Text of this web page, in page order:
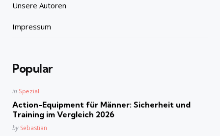
Unsere Autoren
Impressum
Popular
Posted
in Spezial
Action-Equipment für Männer: Sicherheit und
Training im Vergleich 2026
Posted
by Sebastian